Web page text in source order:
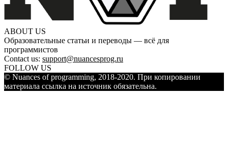
ABOUT US
Образовательные статьи и переводы — всё для
программистов
Contact us: support@nuancesprog.ru
FOLLOW US
© Nuances of programming, 2018-2020. При копировании
материала ссылка на источник обязательна.